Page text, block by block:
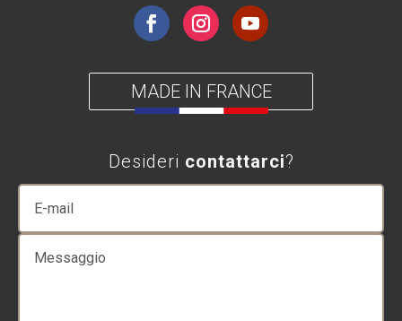
MADE IN FRANCE
Desideri contattarci?